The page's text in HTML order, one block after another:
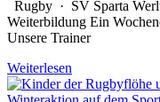
Rugby · SV Sparta
Weiterbildung Ein
Unsere Trainer
Weiterlesen